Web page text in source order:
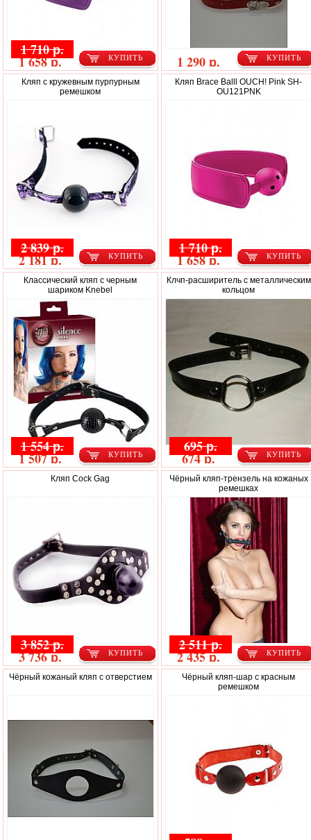
КУПИТЬ
1 710 р.
1 658 р. КУПИТЬ
1 290 р.
Кляп с кружевным пурпурным
ремешком
КУПИТЬ
2 839 р.
2 181 р.
Кляп Brace Balll OUCH! Pink SH-
OU121PNK
КУПИТЬ
1 710 р.
1 658 р.
Классический кляп с черным
шариком Knebel
КУПИТЬ
1 554 р.
1 507 р.
Клчп-расширитель с металлическим
кольцом
КУПИТЬ
695 р.
674 р.
Кляп Cock Gag
КУПИТЬ
3 852 р.
3 736 р.
Чёрный кляп-трензель на кожаных
ремешках
КУПИТЬ
2 511 р.
2 435 р.
Чёрный кожаный кляп с отверстием
Чёрный кляп-шар с красным
ремешком